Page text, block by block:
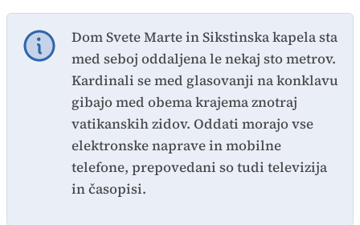
Dom Svete Marte in Sikstinska kapela sta
med seboj oddaljena le nekaj sto metrov.
Kardinali se med glasovanji na konklavu
gibajo med obema krajema znotraj
vatikanskih zidov. Oddati morajo vse
elektronske naprave in mobilne
telefone, prepovedani so tudi televizija
in časopisi.